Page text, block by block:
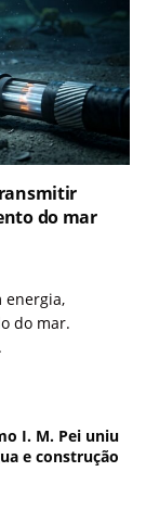
do mar
energia,
do mar.
I. M. Pei uniu
e construção